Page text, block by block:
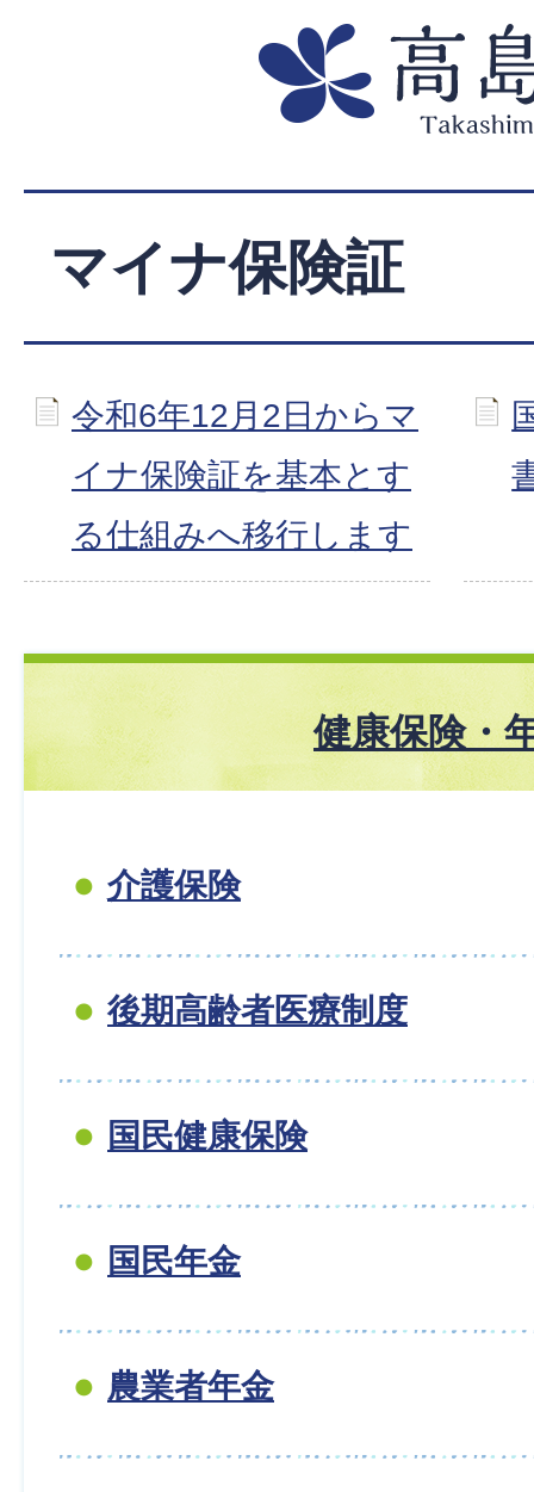
マイナ保険証
令和6年12月2日からマ
イナ保険証を基本とす
る仕組みへ移行します
健康保険・
介護保険
後期高齢者医療制度
国民健康保険
国民年金
農業者年金